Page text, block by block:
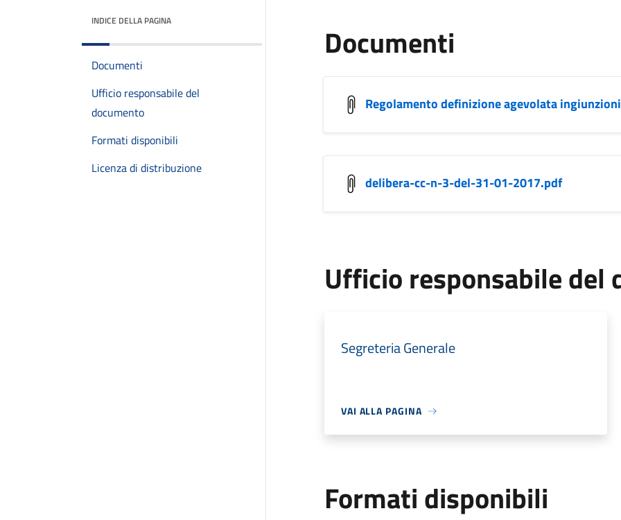
INDICE DELLA PAGINA
Documenti
Ufficio responsabile del
documento
Formati disponibili
Licenza di distribuzione
Documenti
Regolamento definizione agevolata
delibera-cc-n-3-del-31-01-2017.pdf
Ufficio responsabile del
Segreteria Generale
VAI ALLA PAGINA
Formati disponibili